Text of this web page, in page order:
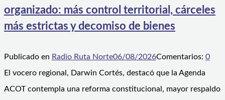
organizado: más control territorial, cárceles
más estrictas y decomiso de bienes
Publicado en Radio Ruta Norte06/08/2026Comentarios: 0
El vocero regional, Darwin Cortés, destacó que la Agenda
ACOT contempla una reforma constitucional, mayor respaldo